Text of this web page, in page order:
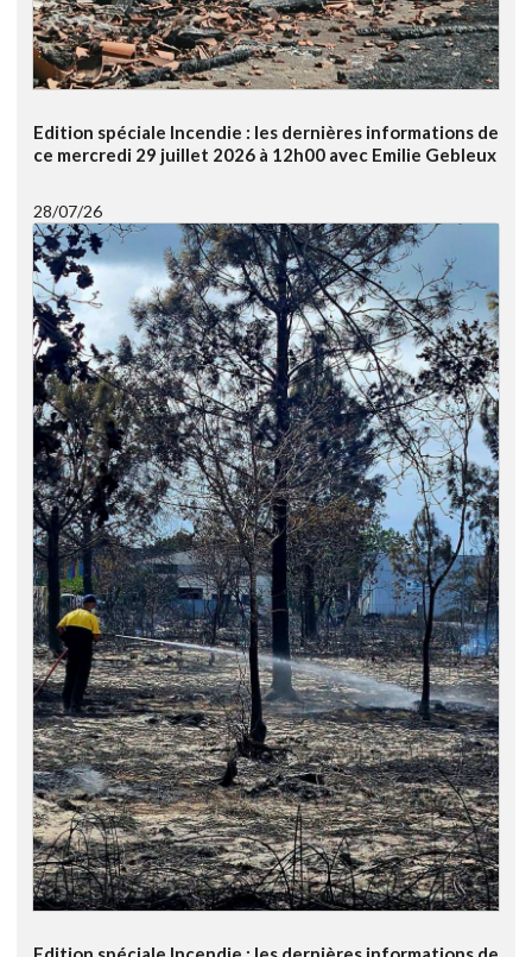
Edition spéciale Incendie : les dernières informations de
ce mercredi 29 juillet 2026 à 12h00 avec Emilie Gebleux
28/07/26